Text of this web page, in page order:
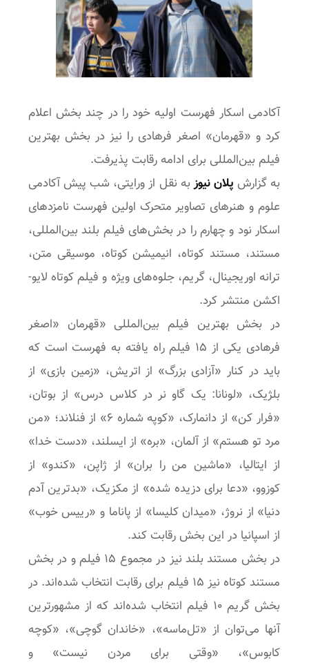
آکادمی اسکار فهرست اولیه خود را در چند بخش اعلام
کرد و «قهرمان» اصغر فرهادی را نیز در بخش بهترین
فیلم بین‌المللی برای ادامه رقابت پذیرفت.
به گزارش پلان نیوزبه نقل از ورایتی، شب پیش آکادمی
علوم و هنرهای تصاویر متحرک اولین فهرست نامزدهای
اسکار نود و چهارم را در بخش‌های فیلم بلند بین‌المللی،
مستند، مستند کوتاه، انیمیشن کوتاه، موسیقی متن،
ترانه اوریجینال، گریم، جلوه‌های ویژه و فیلم کوتاه لایو-
اکشن منتشر کرد.
در بخش بهترین فیلم بین‌المللی «قهرمان «اصغر
فرهادی یکی از ۱۵ فیلم راه یافته به فهرست است که
باید در کنار «آزادی بزرگ» از اتریش، «زمین بازی» از
بلژیک، «لونانا: یک گاو نر در کلاس درس» از بوتان،
«فرار کن» از دانمارک، «کوپه شماره ۶» از فنلاند؛ «من
مرد تو هستم» از آلمان، «بره» از ایسلند، «دست خدا»
از ایتالیا، «ماشین من را بران» از ژاپن، «کندو» از
کوزوو، «دعا برای دزیده شده» از مکزیک، «بدترین آدم
دنیا» از نروژ، «میدان کلیسا» از پاناما و «رییس خوب»
از اسپانیا در این بخش رقابت کند.
در بخش مستند بلند نیز در مجموع ۱۵ فیلم و در بخش
مستند کوتاه نیز ۱۵ فیلم برای رقابت انتخاب شده‌اند. در
بخش گریم ۱۰ فیلم انتخاب شده‌اند که از مشهورترین
آنها می‌توان از «تل‌ماسه»، «خاندان گوچی»، «کوچه
کابوس»، «وقتی برای مردن نیست» و